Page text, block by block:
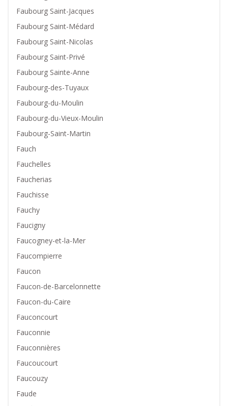
Faubourg Saint-Jacques
Faubourg Saint-Médard
Faubourg Saint-Nicolas
Faubourg Saint-Privé
Faubourg Sainte-Anne
Faubourg-des-Tuyaux
Faubourg-du-Moulin
Faubourg-du-Vieux-Moulin
Faubourg-Saint-Martin
Fauch
Fauchelles
Faucherias
Fauchisse
Fauchy
Faucigny
Faucogney-et-la-Mer
Faucompierre
Faucon
Faucon-de-Barcelonnette
Faucon-du-Caire
Fauconcourt
Fauconnie
Fauconnières
Faucoucourt
Faucouzy
Faude